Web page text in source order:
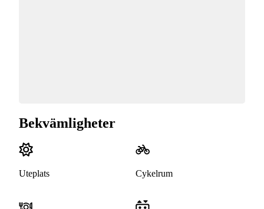
Bekvämligheter
Uteplats Cykelrum